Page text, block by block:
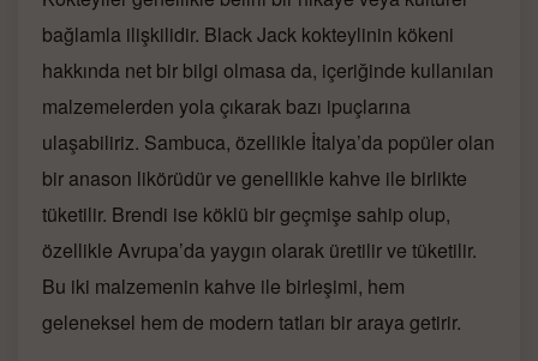
bağlamla ilişkilidir. Black Jack kokteylinin kökeni
hakkında net bir bilgi olmasa da, içeriğinde kullanılan
malzemelerden yola çıkarak bazı ipuçlarına
ulaşabiliriz. Sambuca, özellikle İtalya’da popüler olan
bir anason likörüdür ve genellikle kahve ile birlikte
tüketilir. Brendi ise köklü bir geçmişe sahip olup,
özellikle Avrupa’da yaygın olarak üretilir ve tüketilir.
Bu iki malzemenin kahve ile birleşimi, hem
geleneksel hem de modern tatları bir araya getirir.